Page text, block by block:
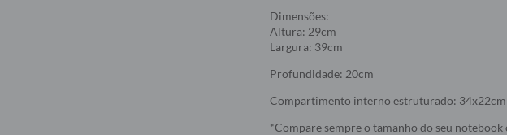
Dimensões:
Altura: 29cm
Largura: 39cm
Profundidade: 20cm
Compartimento interno estruturado: 34x22cm
*Compare sempre o tamanho do seu